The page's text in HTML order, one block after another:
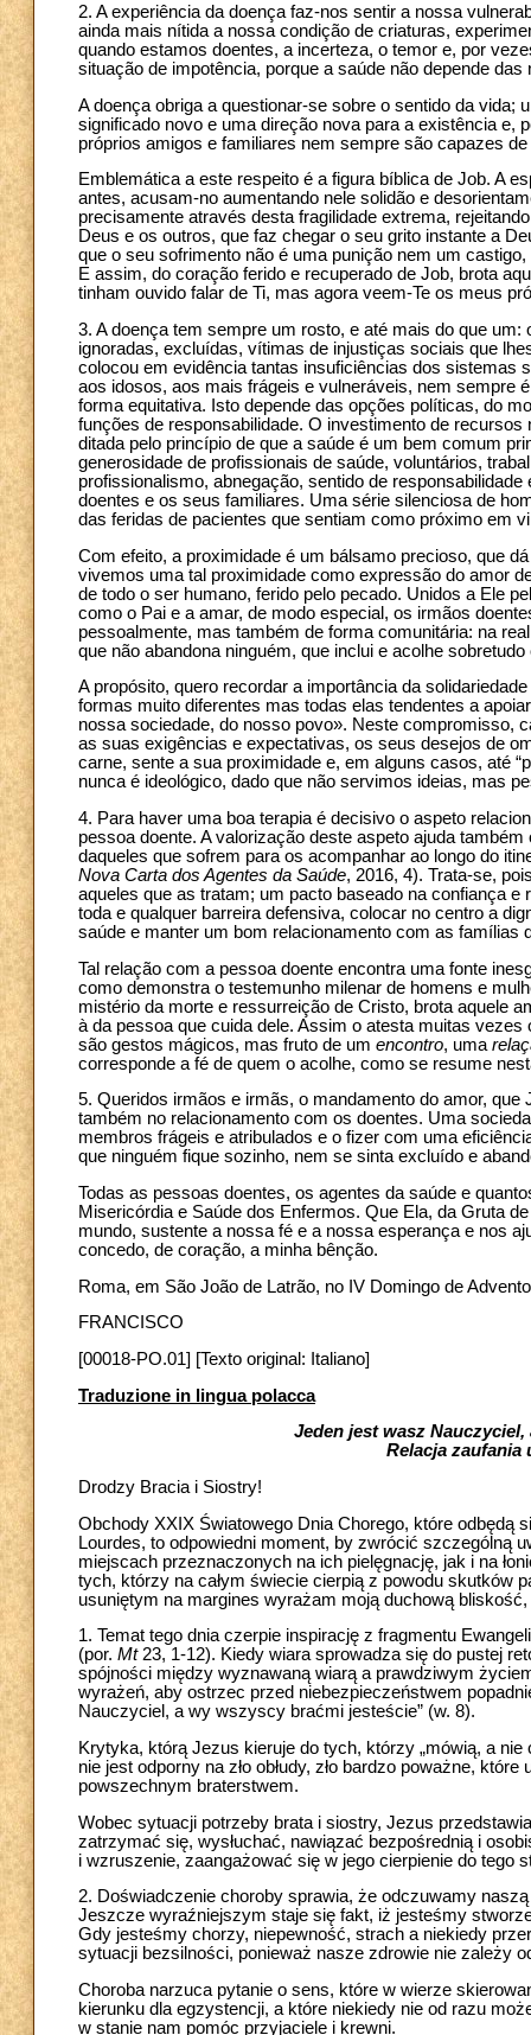
2. A experiência da doença faz-nos sentir a nossa
ainda mais nítida a nossa condição de criaturas,
quando estamos doentes, a incerteza, o temor e, por
situação de impotência, porque a saúde não depende
A doença obriga a questionar-se sobre o sentido da vida;
significado novo e uma direção nova para a existência e,
próprios amigos e familiares nem sempre são capazes
Emblemática a este respeito é a figura bíblica de Job. A
antes, acusam-no aumentando nele solidão e
precisamente através desta fragilidade extrema,
Deus e os outros, que faz chegar o seu grito instante a
que o seu sofrimento não é uma punição nem um
E assim, do coração ferido e recuperado de Job, brota
tinham ouvido falar de Ti, mas agora veem-Te os meus
3. A doença tem sempre um rosto, e até mais do que
ignoradas, excluídas, vítimas de injustiças sociais que
colocou em evidência tantas insuficiências dos sistemas
aos idosos, aos mais frágeis e vulneráveis, nem sempre
forma equitativa. Isto depende das opções políticas, do
funções de responsabilidade. O investimento de
ditada pelo princípio de que a saúde é um bem comum
generosidade de profissionais de saúde, voluntários,
profissionalismo, abnegação, sentido de
doentes e os seus familiares. Uma série silenciosa de
das feridas de pacientes que sentiam como próximo em
Com efeito, a proximidade é um bálsamo precioso, que
vivemos uma tal proximidade como expressão do amor
de todo o ser humano, ferido pelo pecado. Unidos a Ele
como o Pai e a amar, de modo especial, os irmãos
pessoalmente, mas também de forma comunitária: na
que não abandona ninguém, que inclui e acolhe
A propósito, quero recordar a importância da
formas muito diferentes mas todas elas tendentes a
nossa sociedade, do nosso povo». Neste compromisso,
as suas exigências e expectativas, os seus desejos de
carne, sente a sua proximidade e, em alguns casos, até
nunca é ideológico, dado que não servimos ideias, mas
4. Para haver uma boa terapia é decisivo o aspeto
pessoa doente. A valorização deste aspeto ajuda
daqueles que sofrem para os acompanhar ao longo do
Nova Carta dos Agentes da Saúde, 2016, 4). Trata-se,
aqueles que as tratam; um pacto baseado na confiança
toda e qualquer barreira defensiva, colocar no centro a
saúde e manter um bom relacionamento com as famílias
Tal relação com a pessoa doente encontra uma fonte
como demonstra o testemunho milenar de homens e
mistério da morte e ressurreição de Cristo, brota aquele
à da pessoa que cuida dele. Assim o atesta muitas
são gestos mágicos, mas fruto de um encontro, uma
corresponde a fé de quem o acolhe, como se resume
5. Queridos irmãos e irmãs, o mandamento do amor,
também no relacionamento com os doentes. Uma
membros frágeis e atribulados e o fizer com uma
que ninguém fique sozinho, nem se sinta excluído e
Todas as pessoas doentes, os agentes da saúde e
Misericórdia e Saúde dos Enfermos. Que Ela, da Gruta
mundo, sustente a nossa fé e a nossa esperança e nos
concedo, de coração, a minha bênção.
Roma, em São João de Latrão, no IV Domingo de
FRANCISCO
[00018-PO.01] [Texto original: Italiano]
Traduzione in lingua polacca
Jeden jest wasz
Relacja zaufania
Drodzy Bracia i Siostry!
Obchody XXIX Światowego Dnia Chorego, które odbędą
Lourdes, to odpowiedni moment, by zwrócić szczególną
miejscach przeznaczonych na ich pielęgnację, jak i na
tych, którzy na całym świecie cierpią z powodu skutków
usuniętym na margines wyrażam moją duchową bliskość,
1. Temat tego dnia czerpie inspirację z fragmentu
(por. Mt23, 1-12). Kiedy wiara sprowadza się do pustej
spójności między wyznawaną wiarą a prawdziwym
wyrażeń, aby ostrzec przed niebezpieczeństwem
Nauczyciel, a wy wszyscy braćmi jesteście” (w. 8).
Krytyka, którą Jezus kieruje do tych, którzy „mówią, a
nie jest odporny na zło obłudy, zło bardzo poważne,
powszechnym braterstwem.
Wobec sytuacji potrzeby brata i siostry, Jezus
zatrzymać się, wysłuchać, nawiązać bezpośrednią i
i wzruszenie, zaangażować się w jego cierpienie do tego
2. Doświadczenie choroby sprawia, że odczuwamy
Jeszcze wyraźniejszym staje się fakt, iż jesteśmy
Gdy jesteśmy chorzy, niepewność, strach a niekiedy
sytuacji bezsilności, ponieważ nasze zdrowie nie zależy
Choroba narzuca pytanie o sens, które w wierze
kierunku dla egzystencji, a które niekiedy nie od razu
w stanie nam pomóc przyjaciele i krewni.